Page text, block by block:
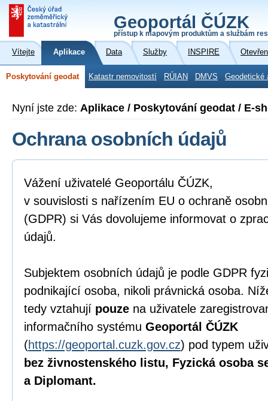
Geoportál ČÚZK
přístup k mapovým produktům a službám
Vítejte Aplikace Data Služby INSPIRE
Poskytování geodat Katastr nemovitostí RÚIAN DMVS Geodetické
Nyní jste zde: Aplikace / Poskytování geodat / E-
Ochrana osobních údajů
Vážení uživatelé Geoportálu ČÚZK,
v souvislosti s nařízením EU o ochraně
(GDPR) si Vás dovolujeme informovat o
údajů.
Subjektem osobních údajů je podle GDPR
podnikající osoba, nikoli právnická osoba.
tedy vztahují pouze na uživatele
informačního systému Geoportál ČÚZK
(https://geoportal.cuzk.gov.cz) pod typem
bez živnostenského listu, Fyzická osoba
a Diplomant.